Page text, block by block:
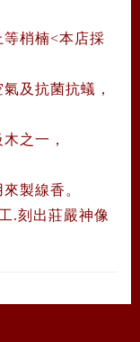
梢楠<本店採
及抗菌抗蟻，
之一，
製線香。
.刻出莊嚴神像